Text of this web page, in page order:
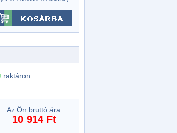
raktáron
Az Ön bruttó ára:
10 914 Ft